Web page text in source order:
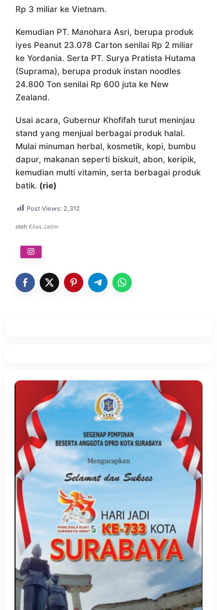
Rp 3 miliar ke Vietnam.
Kemudian PT. Manohara Asri, berupa produk
iyes Peanut 23.078 Carton senilai Rp 2 miliar
ke Yordania. Serta PT. Surya Pratista Hutama
(Suprama), berupa produk instan noodles
24.800 Ton senilai Rp 600 juta ke New
Zealand.
Usai acara, Gubernur Khofifah turut meninjau
stand yang menjual berbagai produk halal.
Mulai minuman herbal, kosmetik, kopi, bumbu
dapur, makanan seperti biskuit, abon, keripik,
kemudian multi vitamin, serta berbagai produk
batik. (rie)
Post Views: 2,312
oleh Kilas Jatim